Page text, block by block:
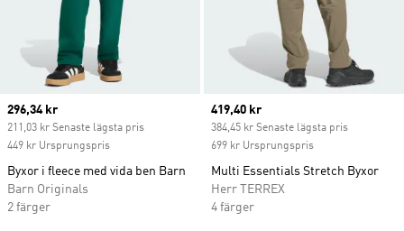
Current price
296,34 kr
211,03 kr Senaste lägsta pris
449 kr Ursprungspris
Byxor i fleece med vida ben Barn
Barn Originals
2 färger
Current price
419,40 kr
384,45 kr Senaste lägsta pris
699 kr Ursprungspris
Multi Essentials Stretch Byxor
Herr TERREX
4 färger